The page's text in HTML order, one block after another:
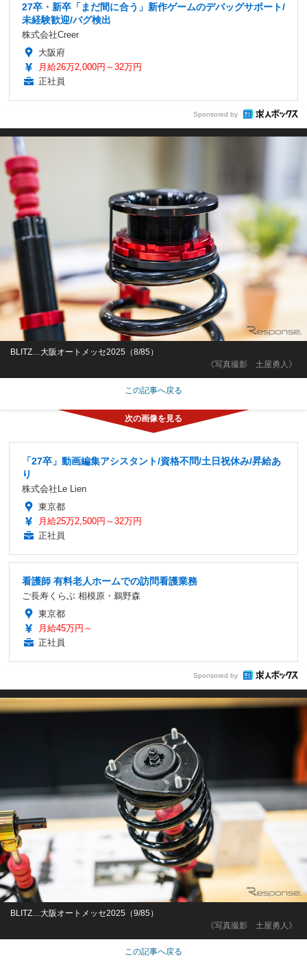
27卒・新卒「まだ間に合う」新作ゲームのデバッグサポート/
未経験歓迎/バグ検出
株式会社Creer
大阪府
月給26万2,000円～32万円
正社員
Sponsored by
《写真撮影 土屋勇人》
BLITZ…大阪オートメッセ2025（8/85）
この記事へ戻る
「27卒」動画編集アシスタント/資格不問/土日祝休み/昇給あ
り
株式会社Le Lien
東京都
月給25万2,500円～32万円
正社員
看護師 有料老人ホームでの訪問看護業務
ご長寿くらぶ 相模原・鵜野森
東京都
月給45万円～
正社員
Sponsored by
《写真撮影 土屋勇人》
BLITZ…大阪オートメッセ2025（9/85）
この記事へ戻る